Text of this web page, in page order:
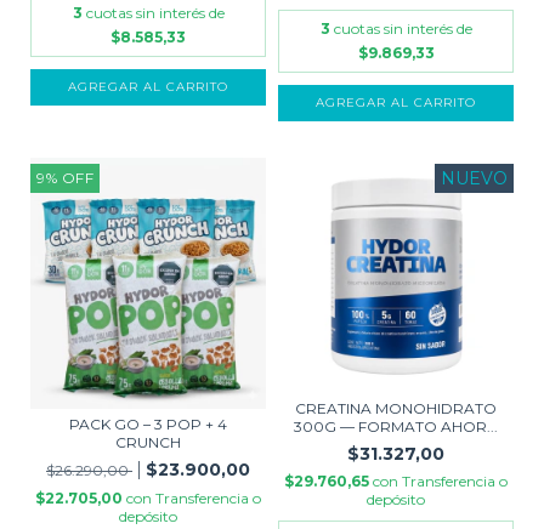
3 cuotas sin interés de
$8.585,33
AGREGAR AL CARRITO
3 cuotas sin interés de
$9.869,33
AGREGAR AL CARRITO
9% OFF
PACK GO – 3 POP + 4
CRUNCH
$26.290,00
$23.900,00
$22.705,00 con Transferencia o
depósito
NUEVO
CREATINA MONOHIDRATO
300G — FORMATO AHOR...
$31.327,00
$29.760,65 con Transferencia o
depósito